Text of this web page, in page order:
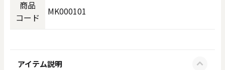
商品
コード
MK000101
アイテム説明